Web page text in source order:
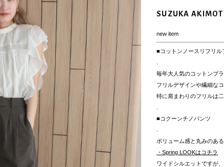
SUZUKA
new item
■コットンノースリフリル
毎年大人気のコットンブ
フリルデザインや繊細な
特に肩まわりのフリルは
■コクーンチノパンツ
ボリューム感と丸みのあ
・Spring LOOKはコチラ
ワイドシルエットですが